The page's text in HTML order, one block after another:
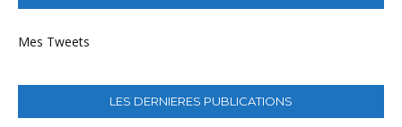
Mes Tweets
LES DERNIERES PUBLICATIONS